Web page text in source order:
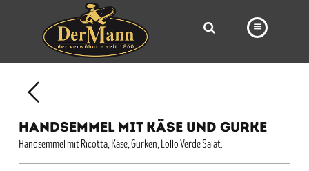
BÄCKEREI
BROTWAY
HANDSEMMEL MIT KÄSE UND GURKE
Handsemmel mit Ricotta, Käse, Gurken, Lollo Verde Salat.